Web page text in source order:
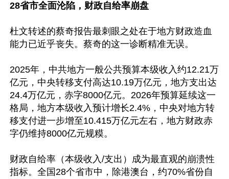
28省市全面沦陷，财政自给率崩盘
杜文转述的蔡奇报告最刺眼之处在于地方财政造血
能力已近乎丧失。蔡奇的这一诊断精准无误。
2025年，中共地方一般公共预算本级收入约12.21万
亿元，中央转移支付高达10.19万亿元，地方支出达
24.4万亿元，赤字8000亿元。2026年预算延续这一
格局，地方本级收入预计增长2.4%，中央对地方转
移支付进一步增至10.415万亿元左右，地方财政赤
字仍维持8000亿元规糢。
财政自给率（本级收入/支出）成为最直观的崩溃性
指标。全国28个省市中，除港澳台，约70%省份自